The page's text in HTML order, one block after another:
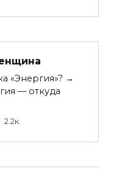
«Энергия»? →
— откуда
2.2к.